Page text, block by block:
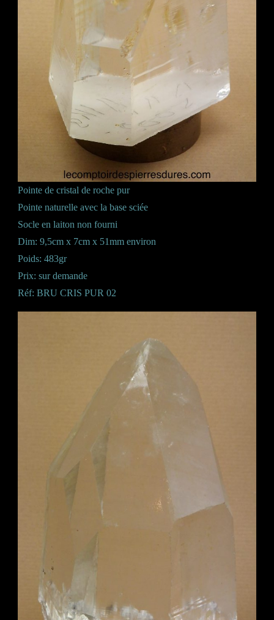
Pointe de cristal de roche pur
Pointe naturelle avec la base sciée
Socle en laiton non fourni
Dim: 9,5cm x 7cm x 51mm environ
Poids: 483gr
Prix: sur demande
Réf: BRU CRIS PUR 02